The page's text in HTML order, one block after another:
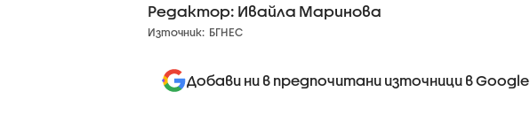
Редактор: Ивайла Маринова
Източник: БГНЕС
Добави ни в предпочитани източници в Google